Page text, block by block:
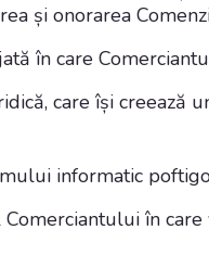
și onorarea
în care
care își
informatic
în